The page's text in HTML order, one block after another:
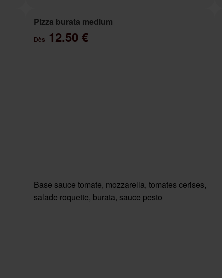
Pizza burata medium
Dès 12.50 €
Base sauce tomate, mozzarella, tomates cerises,
salade roquette, burata, sauce pesto